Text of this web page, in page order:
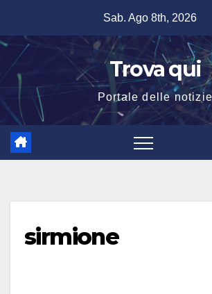
contenuto
Sab. Ago 8th, 2026
Trova qui
Portale delle notizie
sirmione